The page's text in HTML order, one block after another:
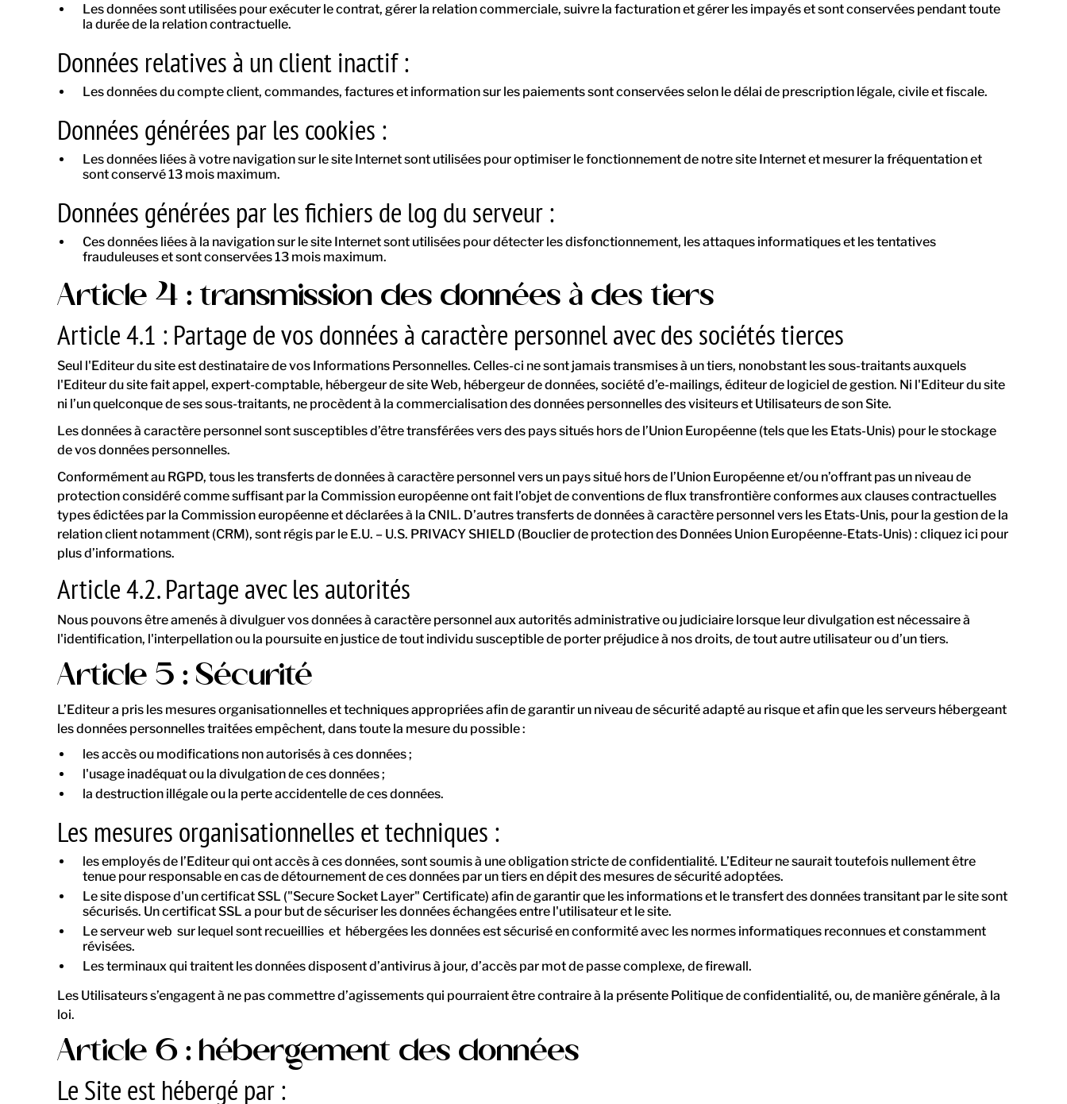
Les données sont utilisées pour exécuter le contrat, gérer la relation commerciale, suivre la facturation et gérer les impayés et sont conservées pendant toute
la durée de la relation contractuelle.
Données relatives à un client inactif :
Les données du compte client, commandes, factures et information sur les paiements sont conservées selon le délai de prescription légale, civile et fiscale.
Données générées par les cookies :
Les données liées à votre navigation sur le site Internet sont utilisées pour optimiser le fonctionnement de notre site Internet et mesurer la fréquentation et
sont conservé 13 mois maximum.
Données générées par les fichiers de log du serveur :
Ces données liées à la navigation sur le site Internet sont utilisées pour détecter les disfonctionnement, les attaques informatiques et les tentatives
frauduleuses et sont conservées 13 mois maximum.
Article 4 : transmission des données à des tiers
Article 4.1 : Partage de vos données à caractère personnel avec des sociétés tierces
Seul l'Editeur du site est destinataire de vos Informations Personnelles. Celles-ci ne sont jamais transmises à un tiers, nonobstant les sous-traitants auxquels
l'Editeur du site fait appel, expert-comptable, hébergeur de site Web, hébergeur de données, société d’e-mailings, éditeur de logiciel de gestion. Ni l'Editeur du site
ni l’un quelconque de ses sous-traitants, ne procèdent à la commercialisation des données personnelles des visiteurs et Utilisateurs de son Site.
Les données à caractère personnel sont susceptibles d’être transférées vers des pays situés hors de l’Union Européenne (tels que les Etats-Unis) pour le stockage
de vos données personnelles.
Conformément au RGPD, tous les transferts de données à caractère personnel vers un pays situé hors de l’Union Européenne et/ou n’offrant pas un niveau de
protection considéré comme suffisant par la Commission européenne ont fait l’objet de conventions de flux transfrontière conformes aux clauses contractuelles
types édictées par la Commission européenne et déclarées à la CNIL. D’autres transferts de données à caractère personnel vers les Etats-Unis, pour la gestion de la
relation client notamment (CRM), sont régis par le E.U. – U.S. PRIVACY SHIELD (Bouclier de protection des Données Union Européenne-Etats-Unis) : cliquez ici pour
plus d’informations.
Article 4.2. Partage avec les autorités
Nous pouvons être amenés à divulguer vos données à caractère personnel aux autorités administrative ou judiciaire lorsque leur divulgation est nécessaire à
l'identification, l'interpellation ou la poursuite en justice de tout individu susceptible de porter préjudice à nos droits, de tout autre utilisateur ou d’un tiers.
Article 5 : Sécurité
L’Editeur a pris les mesures organisationnelles et techniques appropriées afin de garantir un niveau de sécurité adapté au risque et afin que les serveurs hébergeant
les données personnelles traitées empêchent, dans toute la mesure du possible :
les accès ou modifications non autorisés à ces données ;
l'usage inadéquat ou la divulgation de ces données ;
la destruction illégale ou la perte accidentelle de ces données.
Les mesures organisationnelles et techniques :
les employés de l’Editeur qui ont accès à ces données, sont soumis à une obligation stricte de confidentialité. L’Editeur ne saurait toutefois nullement être
tenue pour responsable en cas de détournement de ces données par un tiers en dépit des mesures de sécurité adoptées.
Le site dispose d'un certificat SSL ("Secure Socket Layer" Certificate) afin de garantir que les informations et le transfert des données transitant par le site sont
sécurisés. Un certificat SSL a pour but de sécuriser les données échangées entre l'utilisateur et le site.
Le serveur web sur lequel sont recueillies et hébergées les données est sécurisé en conformité avec les normes informatiques reconnues et constamment
révisées.
Les terminaux qui traitent les données disposent d’antivirus à jour, d’accès par mot de passe complexe, de firewall.
Les Utilisateurs s’engagent à ne pas commettre d’agissements qui pourraient être contraire à la présente Politique de confidentialité, ou, de manière générale, à la
loi.
Article 6 : hébergement des données
Le Site est hébergé par :